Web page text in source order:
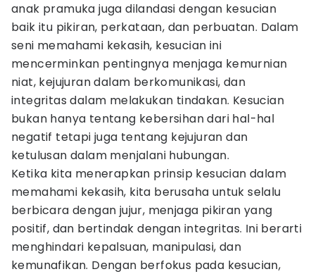
anak pramuka juga dilandasi dengan kesucian
baik itu pikiran, perkataan, dan perbuatan. Dalam
seni memahami kekasih, kesucian ini
mencerminkan pentingnya menjaga kemurnian
niat, kejujuran dalam berkomunikasi, dan
integritas dalam melakukan tindakan. Kesucian
bukan hanya tentang kebersihan dari hal-hal
negatif tetapi juga tentang kejujuran dan
ketulusan dalam menjalani hubungan.
Ketika kita menerapkan prinsip kesucian dalam
memahami kekasih, kita berusaha untuk selalu
berbicara dengan jujur, menjaga pikiran yang
positif, dan bertindak dengan integritas. Ini berarti
menghindari kepalsuan, manipulasi, dan
kemunafikan. Dengan berfokus pada kesucian,